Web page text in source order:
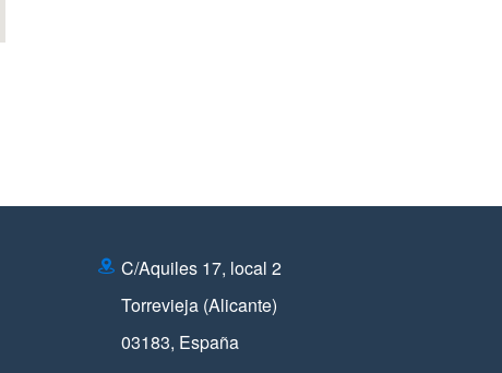
C/Aquiles 17, local 2
Torrevieja (Alicante)
03183, España